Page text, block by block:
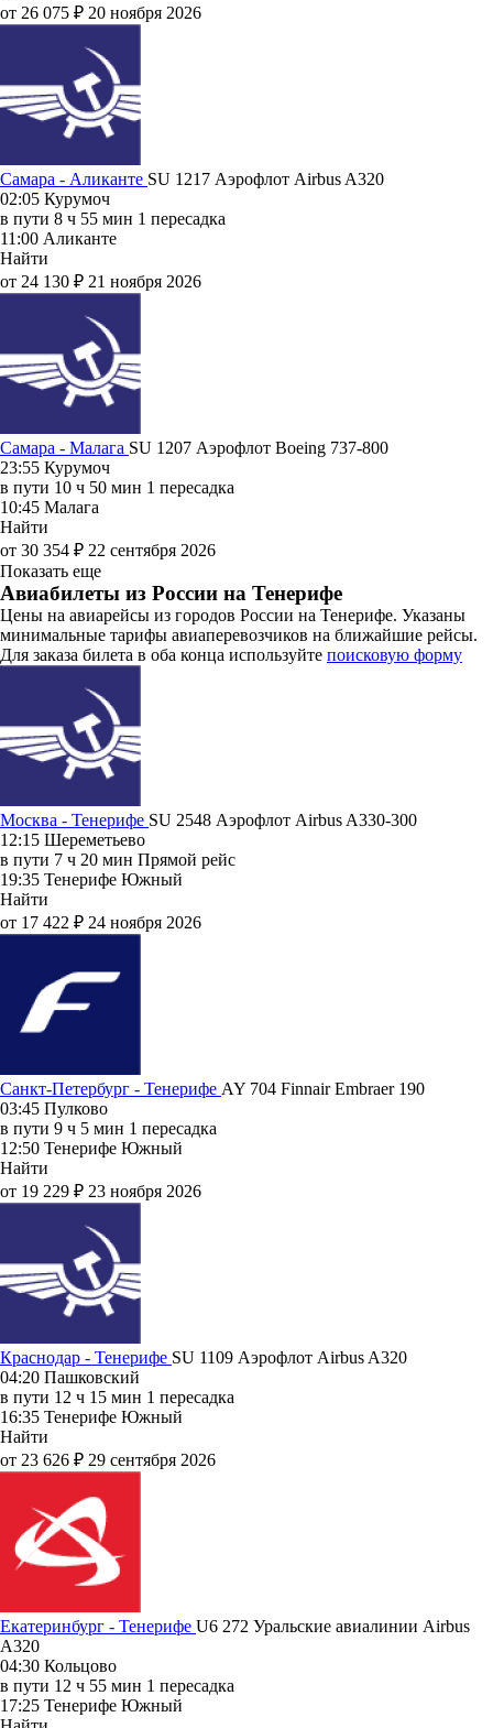
от 26 075 ₽ 20 ноября 2026
Самара - Аликанте SU 1217 Аэрофлот Airbus A320
02:05 Курумоч
в пути 8 ч 55 мин 1 пересадка
11:00 Аликанте
Найти
от 24 130 ₽ 21 ноября 2026
Самара - Малага SU 1207 Аэрофлот Boeing 737-800
23:55 Курумоч
в пути 10 ч 50 мин 1 пересадка
10:45 Малага
Найти
от 30 354 ₽ 22 сентября 2026
Показать еще
Авиабилеты из России на Тенерифе
Цены на авиарейсы из городов России на Тенерифе. Указаны
минимальные тарифы авиаперевозчиков на ближайшие рейсы.
Для заказа билета в оба конца используйте поисковую форму
Москва - Тенерифе SU 2548 Аэрофлот Airbus A330-300
12:15 Шереметьево
в пути 7 ч 20 мин Прямой рейс
19:35 Тенерифе Южный
Найти
от 17 422 ₽ 24 ноября 2026
Санкт-Петербург - Тенерифе AY 704 FinnairEmbraer 190
03:45 Пулково
в пути 9 ч 5 мин 1 пересадка
12:50 Тенерифе Южный
Найти
от 19 229 ₽ 23 ноября 2026
Краснодар - Тенерифе SU 1109 Аэрофлот Airbus A320
04:20 Пашковский
в пути 12 ч 15 мин 1 пересадка
16:35 Тенерифе Южный
Найти
от 23 626 ₽ 29 сентября 2026
Екатеринбург - Тенерифе U6 272 Уральские авиалинии Airbus
A320
04:30 Кольцово
в пути 12 ч 55 мин 1 пересадка
17:25 Тенерифе Южный